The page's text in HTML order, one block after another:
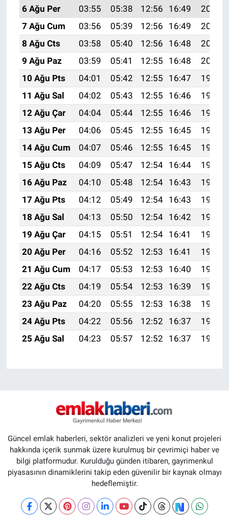
6 Ağu Per 03:55 05:38 12:56 16:49
20:04
7 Ağu Cum
03:56 05:39 12:56 16:49
20:03
8 Ağu Cts
03:58 05:40 12:56 16:48
20:02
9 Ağu Paz
03:59 05:41 12:55 16:48
20:00
10 Ağu Pts
04:01 05:42 12:55 16:47
19:59
11 Ağu Sal
04:02 05:43 12:55 16:46
19:58
12 Ağu Çar
04:04 05:44 12:55 16:46
19:57
13 Ağu Per
04:06 05:45 12:55 16:45
19:55
14 Ağu Cum
04:07 05:46 12:55 16:45
19:54
15 Ağu Cts
04:09 05:47 12:54 16:44
19:52
16 Ağu Paz
04:10 05:48 12:54 16:43
19:51
17 Ağu Pts
04:12 05:49 12:54 16:43
19:50
18 Ağu Sal
04:13 05:50 12:54 16:42
19:48
19 Ağu Çar
04:15 05:51 12:54 16:41
19:47
20 Ağu Per
04:16 05:52 12:53 16:41
19:45
21 Ağu Cum
04:17 05:53 12:53 16:40
19:44
22 Ağu Cts
04:19 05:54 12:53 16:39
19:42
23 Ağu Paz
04:20 05:55 12:53 16:38
19:41
24 Ağu Pts
04:22 05:56 12:52 16:37
19:39
25 Ağu Sal
04:23 05:57 12:52 16:37 19:38
Güncel emlak haberleri, sektör analizleri ve yeni konut projeleri
hakkında içerik sunmak üzere kurulmuş bir çevrimiçi haber ve
bilgi platformudur. Kurulduğu günden itibaren, gayrimenkul
piyasasının dinamiklerini takip eden güvenilir bir kaynak olmayı
hedeflemiştir.